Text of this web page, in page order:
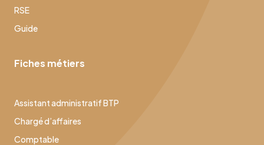
RSE
Guide
Fiches métiers
Assistant administratif BTP
Chargé d’affaires
Comptable